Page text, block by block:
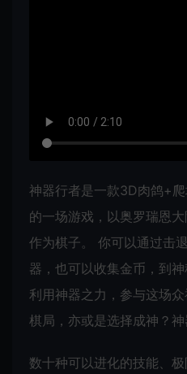
神器行者是一款3D肉鸽+
的一场游戏，以奥罗瑞恩
作为棋子。 你可以通过击
器，也可以收集金币，到
利用神器之力，参与这场
棋局，亦或是选择成神？神
数十种可以进化的技能、